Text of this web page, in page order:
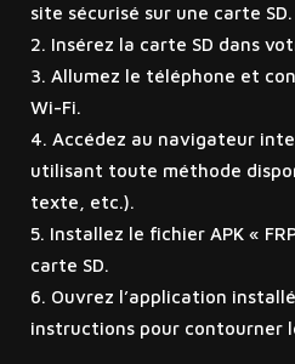
site sécurisé sur une carte SD.
Insérez la carte SD dans
Allumez le téléphone et
Wi-Fi.
Accédez au navigateur
utilisant toute méthode
texte, etc.).
Installez le fichier APK «
carte SD.
Ouvrez l’application
instructions pour contourner